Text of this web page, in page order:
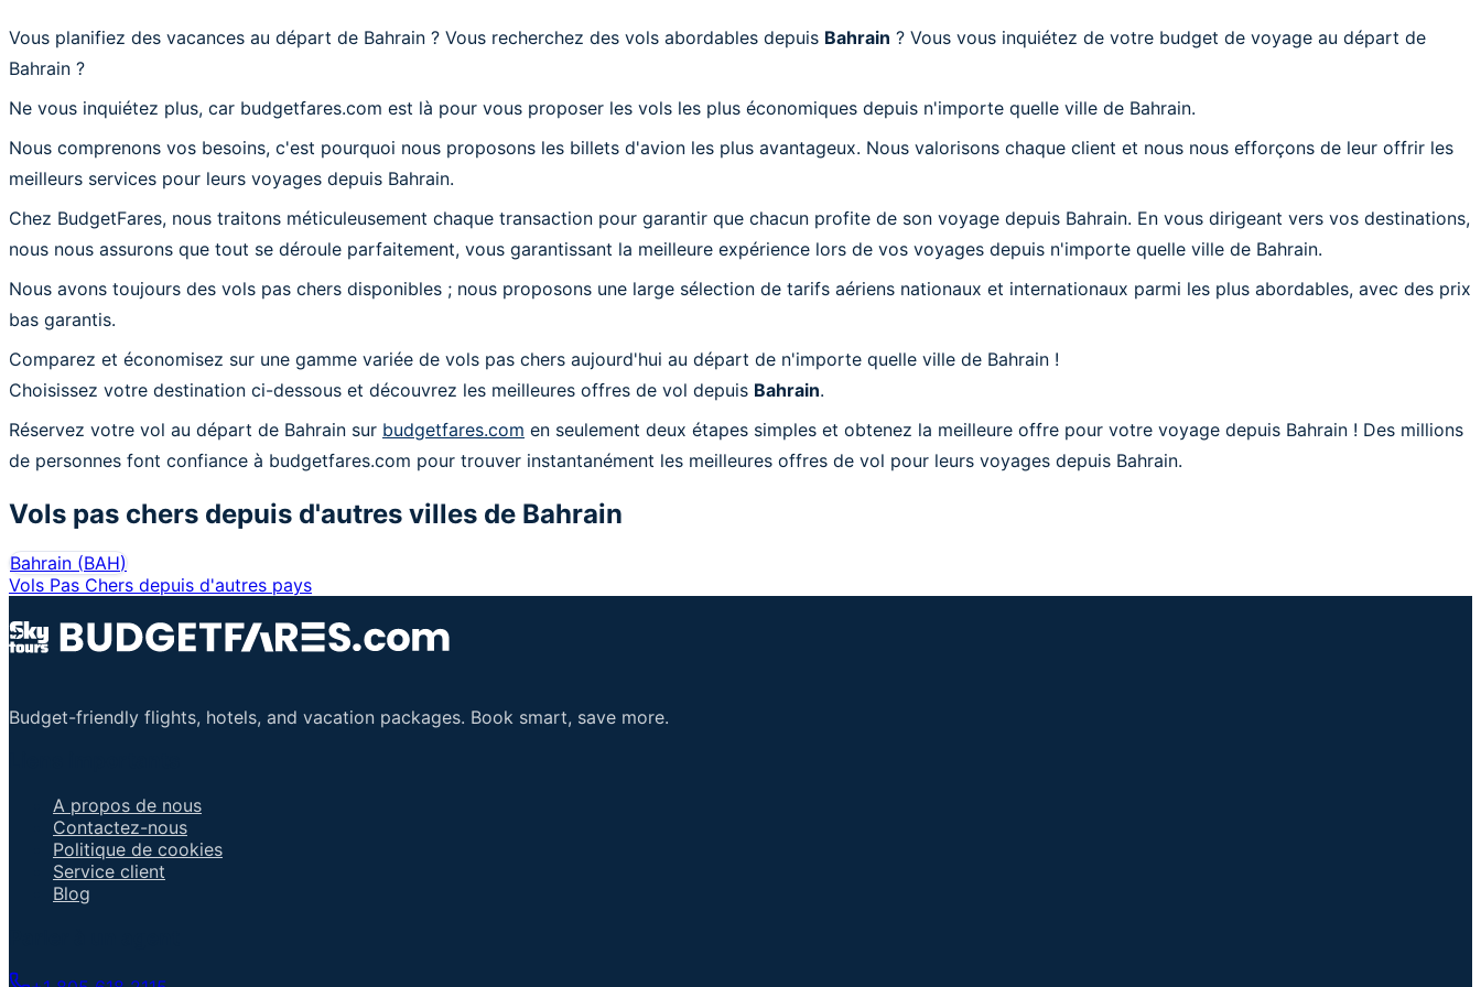
Vous planifiez des vacances au départ de Bahrain ? Vous recherchez des vols abordables depuis Bahrain ? Vous vous inquiétez de votre budget de voyage au départ de
Bahrain ?
Ne vous inquiétez plus, car budgetfares.com est là pour vous proposer les vols les plus économiques depuis n'importe quelle ville de Bahrain.
Nous comprenons vos besoins, c'est pourquoi nous proposons les billets d'avion les plus avantageux. Nous valorisons chaque client et nous nous efforçons de leur offrir les
meilleurs services pour leurs voyages depuis Bahrain.
Chez BudgetFares, nous traitons méticuleusement chaque transaction pour garantir que chacun profite de son voyage depuis Bahrain. En vous dirigeant vers vos destinations,
nous nous assurons que tout se déroule parfaitement, vous garantissant la meilleure expérience lors de vos voyages depuis n'importe quelle ville de Bahrain.
Nous avons toujours des vols pas chers disponibles ; nous proposons une large sélection de tarifs aériens nationaux et internationaux parmi les plus abordables, avec des prix
bas garantis.
Comparez et économisez sur une gamme variée de vols pas chers aujourd'hui au départ de n'importe quelle ville de Bahrain !
Choisissez votre destination ci-dessous et découvrez les meilleures offres de vol depuis Bahrain.
Réservez votre vol au départ de Bahrain sur budgetfares.com en seulement deux étapes simples et obtenez la meilleure offre pour votre voyage depuis Bahrain ! Des millions
de personnes font confiance à budgetfares.com pour trouver instantanément les meilleures offres de vol pour leurs voyages depuis Bahrain.
Vols pas chers depuis d'autres villes de Bahrain
Bahrain (BAH)
Vols Pas Chers depuis d'autres pays
Budget-friendly flights, hotels, and vacation packages. Book smart, save more.
A propos de nous
Contactez-nous
Politique de cookies
Service client
Blog